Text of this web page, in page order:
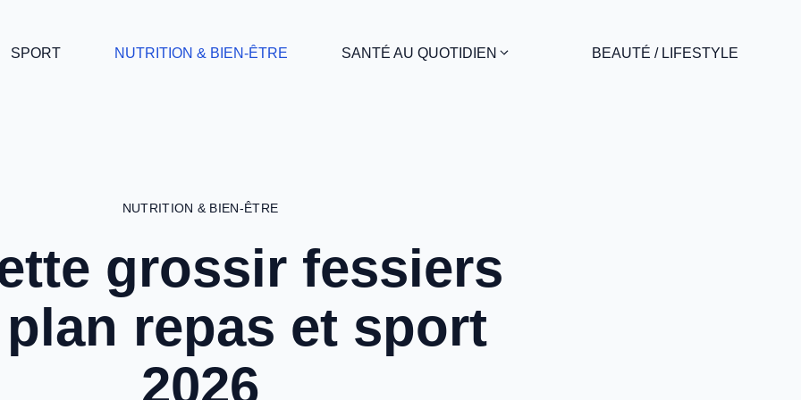
SPORT NUTRITION & BIEN-ÊTRE SANTÉ AU QUOTIDIEN BEAUTÉ / LIFESTYLE
NUTRITION & BIEN-ÊTRE
grossir fessiers
repas et sport
2026